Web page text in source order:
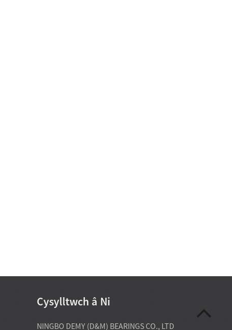
Cysylltwch â Ni
NINGBO DEMY (D&M) BEARINGS CO., LTD
07-20-2026